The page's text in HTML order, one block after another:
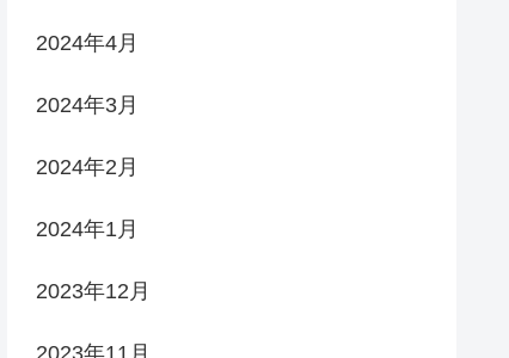
2024年4月
2024年3月
2024年2月
2024年1月
2023年12月